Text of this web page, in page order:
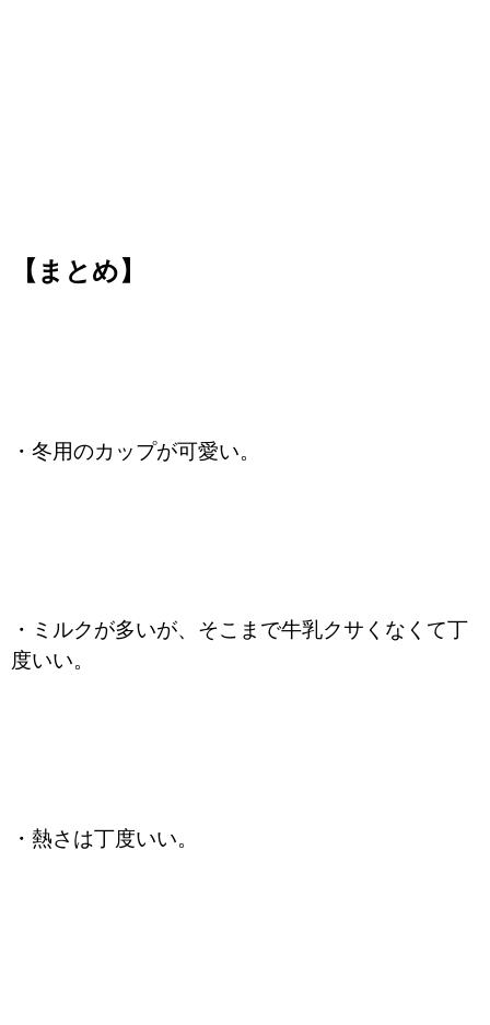
【まとめ】
・冬用のカップが可愛い。
・ミルクが多いが、そこまで牛乳クサくなくて丁
度いい。
・熱さは丁度いい。